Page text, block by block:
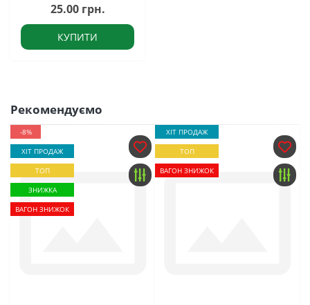
25.00 грн.
КУПИТИ
Рекомендуємо
-8%
ХІТ ПРОДАЖ
ТОП
ЗНИЖКА
ВАГОН ЗНИЖОК
ХІТ ПРОДАЖ
ТОП
ВАГОН ЗНИЖОК